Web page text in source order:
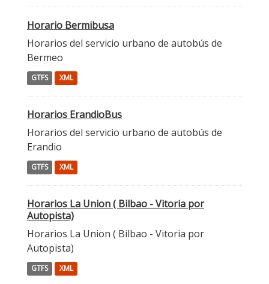
Horario Bermibusa
Horarios del servicio urbano de autobús de
Bermeo
GTFS XML
Horarios ErandioBus
Horarios del servicio urbano de autobús de
Erandio
GTFS XML
Horarios La Union ( Bilbao - Vitoria por
Autopista)
Horarios La Union ( Bilbao - Vitoria por
Autopista)
GTFS XML